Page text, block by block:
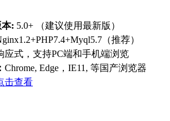
本: 5.0+ （建议使用最新版）
（推荐）
应式，支持PC端和手机端浏览
Chrome, Edge，IE11, 等国产浏览器
击查看